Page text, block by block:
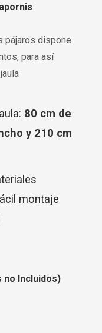
pájaros dispone
para así
80 cm de
y 210 cm
montaje
Incluidos)